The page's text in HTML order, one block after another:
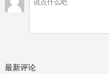
最新评论